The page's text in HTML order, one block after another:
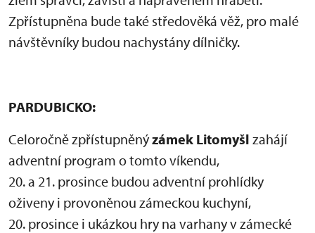
Zpřístupněna bude také středověká věž, pro malé
návštěvníky budou nachystány dílničky.
PARDUBICKO:
Celoročně zpřístupněnýzámek Litomyšl zahájí
adventní program o tomto víkendu,
20. a 21. prosince budou adventní prohlídky
oživeny i provoněnou zámeckou kuchyní,
20. prosince i ukázkou hry na varhany v zámecké